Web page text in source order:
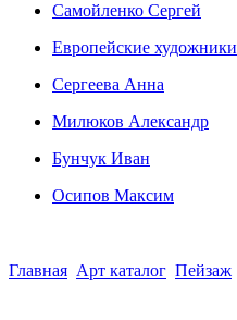
Сaмoйленко Сергей
Европейские художники
Сергеева Анна
Милюков Александр
Бунчук Иван
Осипoв Максим
Главная Арт каталог Пейзаж